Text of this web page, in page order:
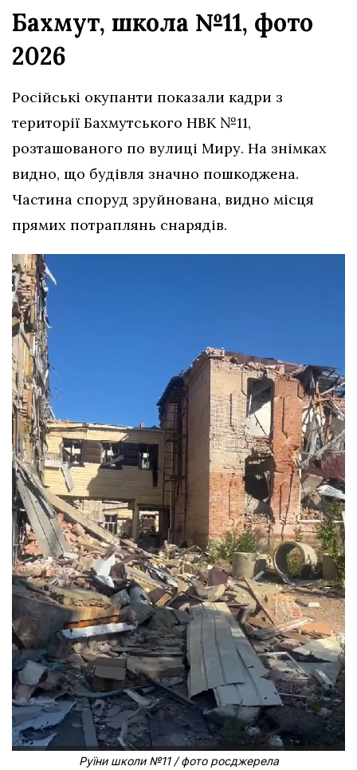
Бахмут, школа №11, фото
2026
Російські окупанти показали кадри з
території Бахмутського НВК №11,
розташованого по вулиці Миру. На знімках
видно, що будівля значно пошкоджена.
Частина споруд зруйнована, видно місця
прямих потраплянь снарядів.
Руїни школи №11 / фото росджерела